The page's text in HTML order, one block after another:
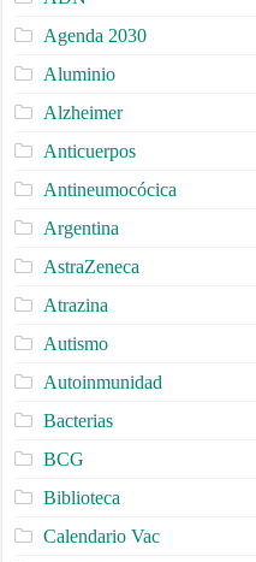
Agenda 2030
Aluminio
Alzheimer
Anticuerpos
Antineumocócica
Argentina
AstraZeneca
Atrazina
Autismo
Autoinmunidad
Bacterias
BCG
Biblioteca
Calendario Vac